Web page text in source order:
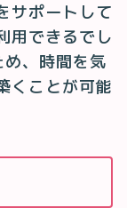
サポートして
用できるでし
、時間を気
くことが可能